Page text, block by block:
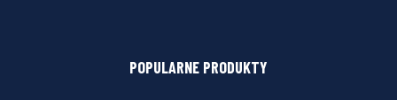
POPULARNE PRODUKTY